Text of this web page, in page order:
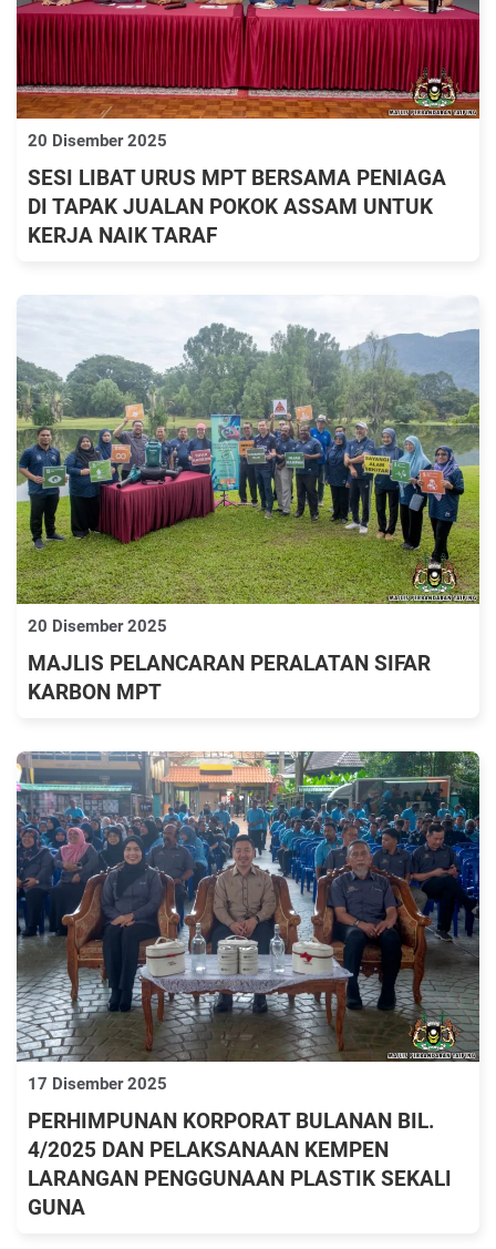
20 Disember 2025
SESI LIBAT URUS MPT BERSAMA PENIAGA
DI TAPAK JUALAN POKOK ASSAM UNTUK
KERJA NAIK TARAF
20 Disember 2025
MAJLIS PELANCARAN PERALATAN SIFAR
KARBON MPT
17 Disember 2025
PERHIMPUNAN KORPORAT BULANAN BIL.
4/2025 DAN PELAKSANAAN KEMPEN
LARANGAN PENGGUNAAN PLASTIK SEKALI
GUNA